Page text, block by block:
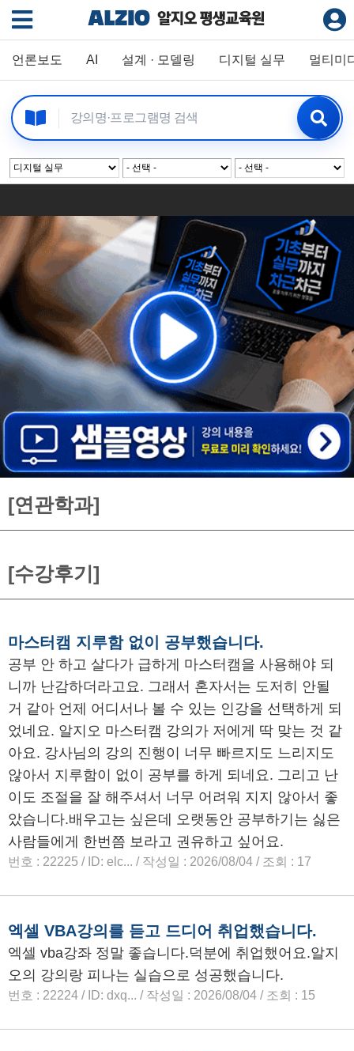
언론보도 AI 설계 · 모델링 디지털 실무 멀티미
[연관학과]
[수강후기]